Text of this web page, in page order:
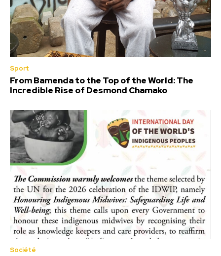
Sport
From Bamenda to the Top of the World: The
Incredible Rise of Desmond Chamako
Société